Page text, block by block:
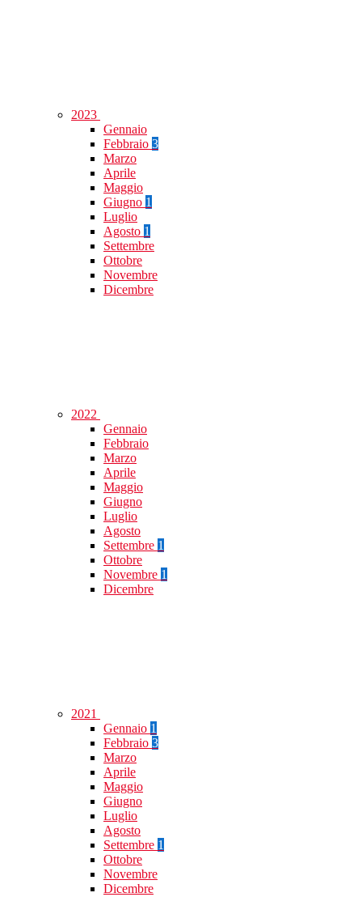
2023
Gennaio
Febbraio 3
Marzo
Aprile
Maggio
Giugno 1
Luglio
Agosto 1
Settembre
Ottobre
Novembre
Dicembre
2022
Gennaio
Febbraio
Marzo
Aprile
Maggio
Giugno
Luglio
Agosto
Settembre 1
Ottobre
Novembre 1
Dicembre
2021
Gennaio 1
Febbraio 3
Marzo
Aprile
Maggio
Giugno
Luglio
Agosto
Settembre 1
Ottobre
Novembre
Dicembre